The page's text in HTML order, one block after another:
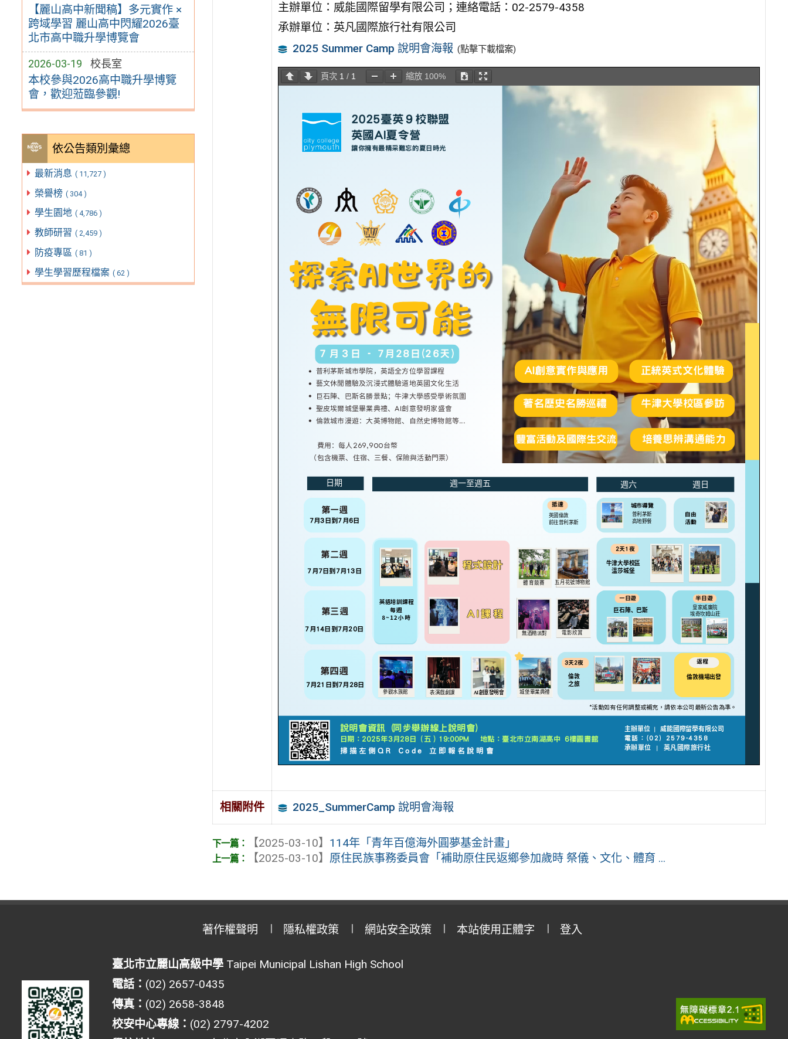
【麗山高中新聞稿】多元實作 ×
跨域學習 麗山高中閃耀2026臺
北市高中職升學博覽會
2026-03-19 校長室
本校參與2026高中職升學博覽
會，歡迎蒞臨參觀!
依公告類別彙總
最新消息 ( 11,727 )
榮譽榜 ( 304 )
學生園地 ( 4,786 )
教師研習 ( 2,459 )
防疫專區 ( 81 )
學生學習歷程檔案 ( 62 )
主辦單位：威能國際留學有限公司；連絡電話：02-2579-4358
承辦單位：英凡國際旅行社有限公司
2025 Summer Camp 說明會海報 (點擊下載檔案)
頁次 1 / 1 縮放 100%
相關附件 2025_SummerCamp 說明會海報
【2025-03-10】 114年「青年百億海外圓夢基金計畫」
【2025-03-10】 原住民族事務委員會「補助原住民返鄉參加歲時 祭儀、文化、體育 ...
著作權聲明 隱私權政策 網站安全政策 本站使用正體字 登入
臺北市立麗山高級中學Taipei Municipal Lishan High School
電話： (02) 2657-0435
傳真： (02) 2658-3848
校安中心專線： (02) 2797-4202